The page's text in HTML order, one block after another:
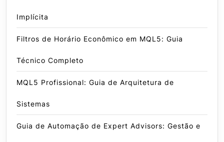
Implícita
Filtros de Horário Econômico em MQL5: Guia
Técnico Completo
MQL5 Profissional: Guia de Arquitetura de
Sistemas
Guia de Automação de Expert Advisors: Gestão e